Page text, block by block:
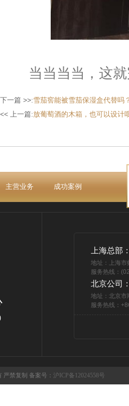
当当当当，这就
下一篇 >>:雪茄窖能被雪茄保湿盒代替吗
<< 上一篇:放葡萄酒的木箱，也可以设计
主营业务 成功案例
上海总部
地址：上海
服务热线：
北京公司
地址：北京市
服务热线：
严禁复制 备案号： 沪ICP备12024558号